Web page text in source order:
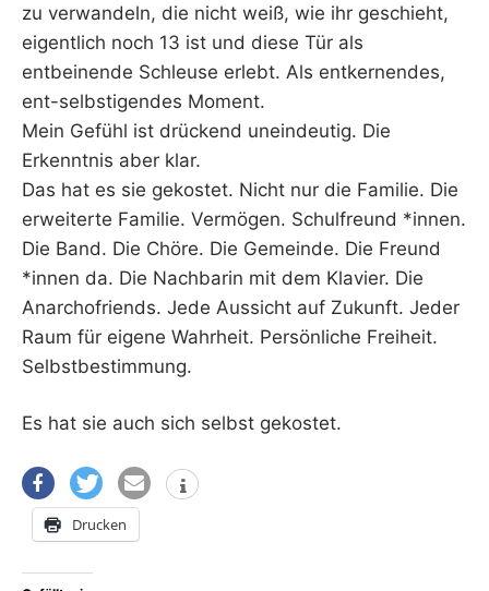
zu verwandeln, die nicht weiß, wie ihr geschieht,
eigentlich noch 13 ist und diese Tür als
entbeinende Schleuse erlebt. Als entkernendes,
ent-selbstigendes Moment.
Mein Gefühl ist drückend uneindeutig. Die
Erkenntnis aber klar.
Das hat es sie gekostet. Nicht nur die Familie. Die
erweiterte Familie. Vermögen. Schulfreund *innen.
Die Band. Die Chöre. Die Gemeinde. Die Freund
*innen da. Die Nachbarin mit dem Klavier. Die
Anarchofriends. Jede Aussicht auf Zukunft. Jeder
Raum für eigene Wahrheit. Persönliche Freiheit.
Selbstbestimmung.
Es hat sie auch sich selbst gekostet.
Drucken